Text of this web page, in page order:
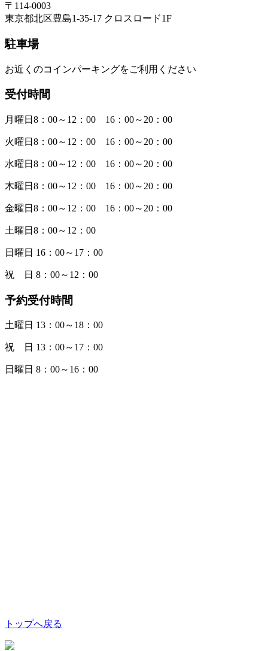
〒114-0003
東京都北区豊島1-35-17 クロスロード1F
駐車場
お近くのコインパーキングをご利用ください
受付時間
月曜日8：00～12：00 16：00～20：00
火曜日8：00～12：00 16：00～20：00
水曜日8：00～12：00 16：00～20：00
木曜日8：00～12：00 16：00～20：00
金曜日8：00～12：00 16：00～20：00
土曜日8：00～12：00
日曜日 16：00～17：00
祝 日 8：00～12：00
予約受付時間
土曜日 13：00～18：00
祝 日 13：00～17：00
日曜日 8：00～16：00
トップへ戻る